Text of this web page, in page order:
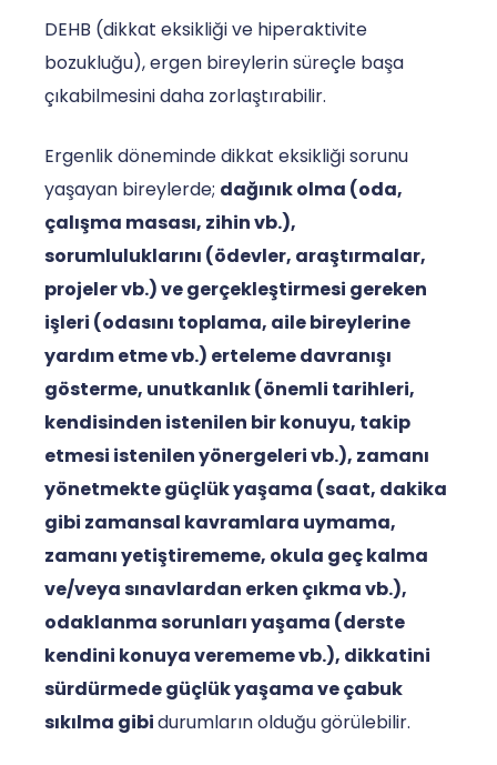
DEHB (dikkat eksikliği ve hiperaktivite
bozukluğu), ergen bireylerin süreçle başa
çıkabilmesini daha zorlaştırabilir.
Ergenlik döneminde dikkat eksikliği sorunu
yaşayan bireylerde; dağınık olma (oda,
çalışma masası, zihin vb.),
sorumluluklarını (ödevler, araştırmalar,
projeler vb.) ve gerçekleştirmesi gereken
işleri (odasını toplama, aile bireylerine
yardım etme vb.) erteleme davranışı
gösterme, unutkanlık (önemli tarihleri,
kendisinden istenilen bir konuyu, takip
etmesi istenilen yönergeleri vb.), zamanı
yönetmekte güçlük yaşama (saat, dakika
gibi zamansal kavramlara uymama,
zamanı yetiştirememe, okula geç kalma
ve/veya sınavlardan erken çıkma vb.),
odaklanma sorunları yaşama (derste
kendini konuya verememe vb.), dikkatini
sürdürmede güçlük yaşama ve çabuk
sıkılma gibidurumların olduğu görülebilir.